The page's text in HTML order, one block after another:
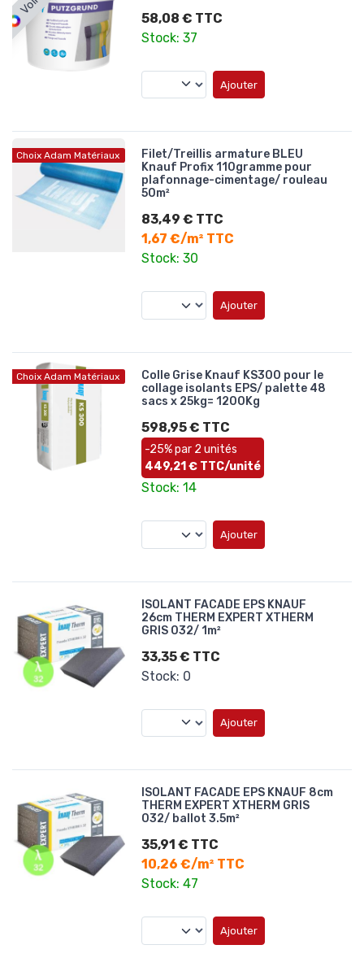
58,08 € TTC
Stock: 37
Ajouter
Choix Adam Matériaux
Filet/Treillis armature BLEU
Knauf Profix 110gramme pour
plafonnage-cimentage/ rouleau
50m²
83,49 € TTC
1,67 €/m² TTC
Stock: 30
Ajouter
Choix Adam Matériaux
Colle Grise Knauf KS300 pour le
collage isolants EPS/ palette 48
sacs x 25kg= 1200Kg
598,95 € TTC
-25% par 2 unités
449,21 € TTC/unité
Stock: 14
Ajouter
ISOLANT FACADE EPS KNAUF
26cm THERM EXPERT XTHERM
GRIS 032/ 1m²
33,35 € TTC
Stock: 0
Ajouter
ISOLANT FACADE EPS KNAUF 8cm
THERM EXPERT XTHERM GRIS
032/ ballot 3.5m²
35,91 € TTC
10,26 €/m² TTC
Stock: 47
Ajouter